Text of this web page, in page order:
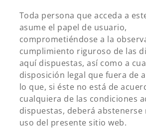
Toda persona que acceda a
asume el papel de usuario,
comprometiéndose a la
cumplimiento riguroso de las
aquí dispuestas, así como a
disposición legal que fuera de
lo que, si éste no está de
cualquiera de las condiciones
dispuestas, deberá abstenerse
uso del presente sitio web.